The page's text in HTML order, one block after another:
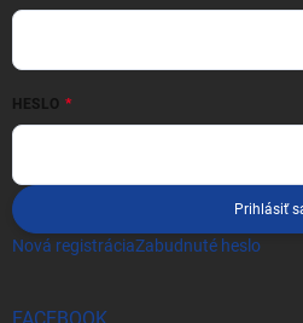
HESLO
Prihlásiť
Nová registráciaZabudnuté heslo